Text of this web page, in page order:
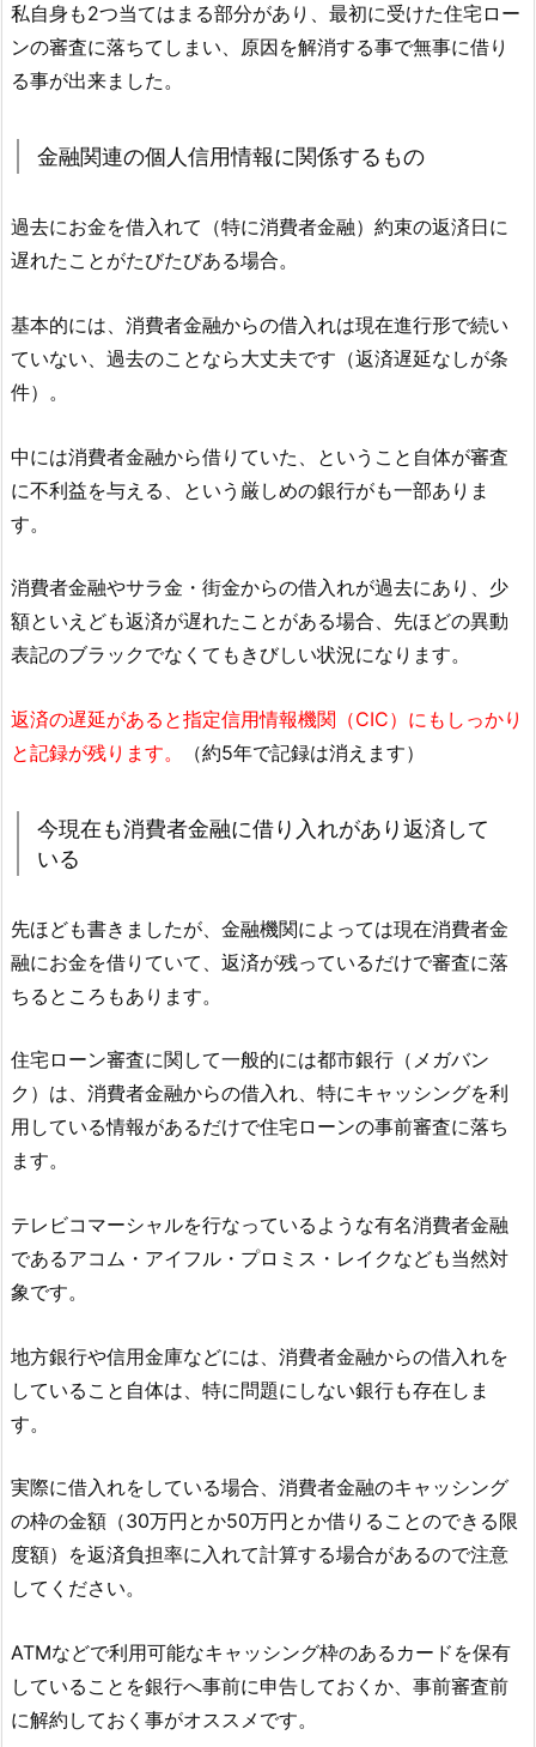
私自身も2つ当てはまる部分があり、最初に受けた住宅ロー
ンの審査に落ちてしまい、原因を解消する事で無事に借り
る事が出来ました。
金融関連の個人信用情報に関係するもの
過去にお金を借入れて（特に消費者金融）約束の返済日に
遅れたことがたびたびある場合。
基本的には、消費者金融からの借入れは現在進行形で続い
ていない、過去のことなら大丈夫です（返済遅延なしが条
件）。
中には消費者金融から借りていた、ということ自体が審査
に不利益を与える、という厳しめの銀行がも一部ありま
す。
消費者金融やサラ金・街金からの借入れが過去にあり、少
額といえども返済が遅れたことがある場合、先ほどの異動
表記のブラックでなくてもきびしい状況になります。
返済の遅延があると指定信用情報機関（CIC）にもしっかり
と記録が残ります。
（約5年で記録は消えます）
今現在も消費者金融に借り入れがあり返済して
いる
先ほども書きましたが、金融機関によっては現在消費者金
融にお金を借りていて、返済が残っているだけで審査に落
ちるところもあります。
住宅ローン審査に関して一般的には都市銀行（メガバン
ク）は、消費者金融からの借入れ、特にキャッシングを利
用している情報があるだけで住宅ローンの事前審査に落ち
ます。
テレビコマーシャルを行なっているような有名消費者金融
であるアコム・アイフル・プロミス・レイクなども当然対
象です。
地方銀行や信用金庫などには、消費者金融からの借入れを
していること自体は、特に問題にしない銀行も存在しま
す。
実際に借入れをしている場合、消費者金融のキャッシング
の枠の金額（30万円とか50万円とか借りることのできる限
度額）を返済負担率に入れて計算する場合があるので注意
してください。
ATMなどで利用可能なキャッシング枠のあるカードを保有
していることを銀行へ事前に申告しておくか、事前審査前
に解約しておく事がオススメです。